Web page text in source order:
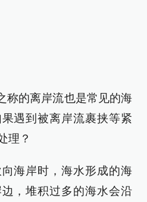
称的离岸流也是常见的海
遇到被离岸流裹挟等紧
理？
海岸时，海水形成的海
，堆积过多的海水会沿